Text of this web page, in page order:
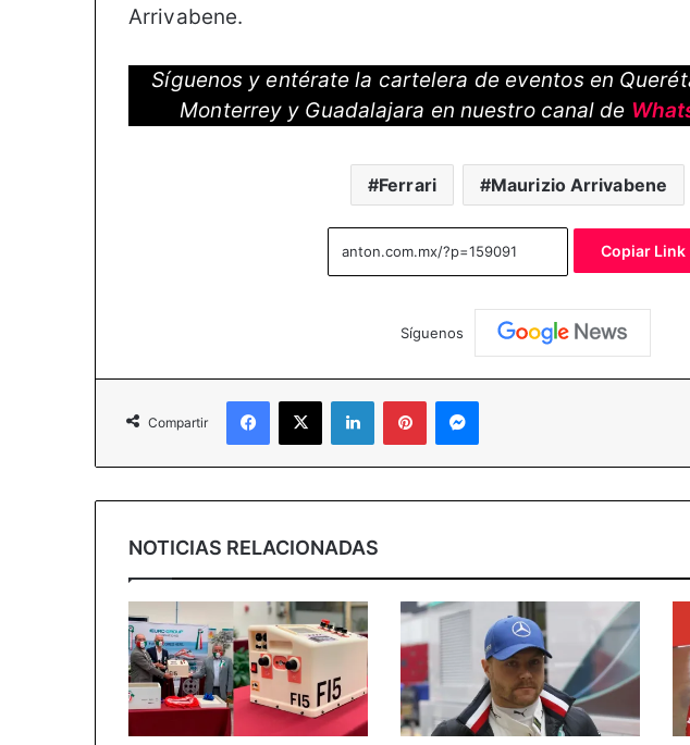
Arrivabene.
Síguenos y entérate la cartelera de eventos en
Monterrey y Guadalajara en nuestro canal de
Ferrari Maurizio Arrivabene
Copiar Link
Síguenos
Compartir
Facebook
X LinkedInPinterestMessenger
NOTICIAS RELACIONADAS